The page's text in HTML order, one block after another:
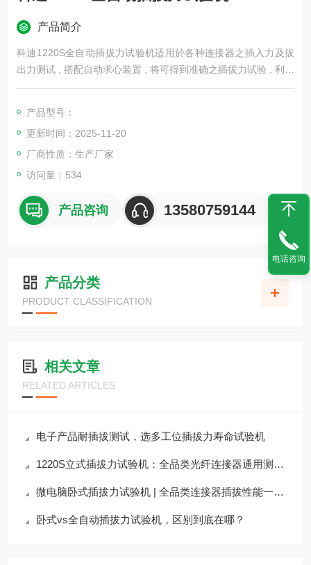
产品简介
科迪1220S全自动插拔力试验机适用於各种连接器之插入力及拔
出力测试 , 搭配自动求心装置 , 将可得到准确之插拔力试验 , 利用
WINDOWS, 视窗中文画面设定 , 操作简单方便 , 且所有资料皆可
产品型号：
更新时间：2025-11-20
厂商性质：生产厂家
访问量：534
产品咨询 13580759144
产品分类
PRODUCT CLASSIFICATION
相关文章
RELATED ARTICLES
电子产品耐插拔测试，选多工位插拔力寿命试验机
1220S立式插拔力试验机：全品类光纤连接器通用测试神器
微电脑卧式插拔力试验机 | 全品类连接器插拔性能一站式测试解决方案
卧式vs全自动插拔力试验机，区别到底在哪？
电话咨询